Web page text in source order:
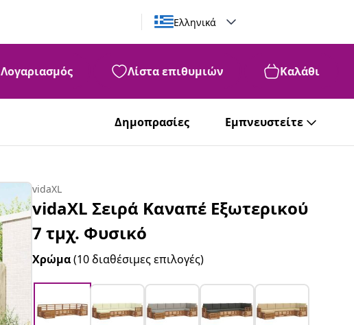
Ελληνικά
Λογαριασμός Λίστα επιθυμιών Καλάθι
Δημοπρασίες Εμπνευστείτε
vidaXL
vidaXL Σειρά Καναπέ Εξωτερικού
7 τμχ. Φυσικό
Χρώμα(10 διαθέσιμες επιλογές)